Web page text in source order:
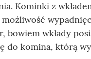
Kominki z
wkłady
komina, którą